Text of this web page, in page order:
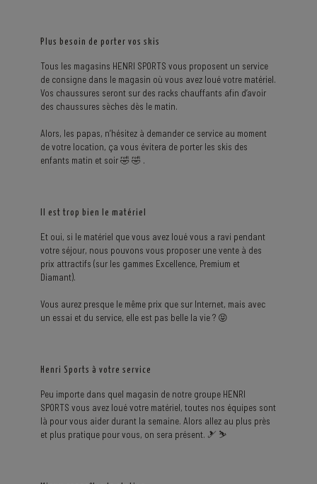
Plus besoin de porter vos skis
Tous les magasins HENRI SPORTS vous proposent un service
de consigne dans le magasin où vous avez loué votre matériel.
Vos chaussures seront sur des racks chauffants afin d’avoir
des chaussures sèches dès le matin.
Alors, les papas, n’hésitez à demander ce service au moment
de votre location, ça vous évitera de porter les skis des
enfants matin et soir 🤣 🤣 .
Il est trop bien le matériel
Et oui, si le matériel que vous avez loué vous a ravi pendant
votre séjour, nous pouvons vous proposer une vente à des
prix attractifs (sur les gammes Excellence, Premium et
Diamant).
Vous aurez presque le même prix que sur Internet, mais avec
un essai et du service, elle est pas belle la vie ? 😝
Henri Sports à votre service
Peu importe dans quel magasin de notre groupe HENRI
SPORTS vous avez loué votre matériel, toutes nos équipes sont
là pour vous aider durant la semaine. Alors allez au plus près
et plus pratique pour vous, on sera présent. 🎿 ⛷